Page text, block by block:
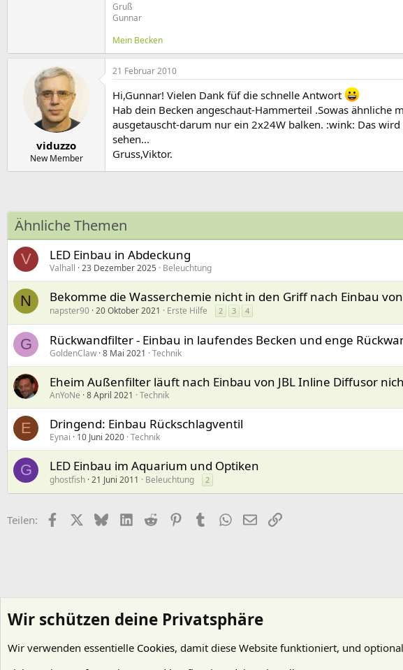
Gruß
Gunnar
Mein Becken
viduzzo
New Member
21 Februar 2010
Hi,Gunnar! Vielen Dank füf die schnelle Antwort
Hab dein Becken angeschaut-Hammerteil .Sowas
ausgetauscht-darum nur ein 2x24W balken. :wink: Das
sehen...
Gruss,Viktor.
Ähnliche Themen
V LED Einbau in Abdeckung
Valhall 23 Dezember 2025 Beleuchtung
N Bekomme die Wasserchemie nicht in den Griff nach Einbau
napster90 20 Oktober 2021 Erste Hilfe 2 3 4
G Rückwandfilter - Einbau in laufendes Becken und enge
GoldenClaw 8 Mai 2021 Technik
Eheim Außenfilter läuft nach Einbau von JBL Inline Diffusor
AnYoNe 8 April 2021 Technik
E Dringend: Einbau Rückschlagventil
Eynai 10 Juni 2020 Technik
G LED Einbau im Aquarium und Optiken
ghostfish 21 Juni 2011 Beleuchtung 2
Teilen: FacebookX (Twitter)
BlueskyLinkedIn
Reddit PinterestTumblrWhatsApp
E-MailLink
Beleuchtung
Wir schützen deine Privatsphäre
Wir verwenden essentielle Cookies, damit diese Website funktioniert, und